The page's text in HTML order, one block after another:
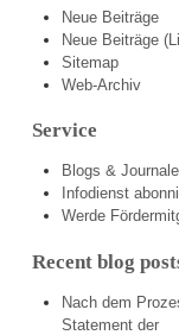
Neue Beiträge
Neue Beiträge
Sitemap
Web-Archiv
Service
Blogs & Journale
Infodienst
Werde
Recent blog
Nach dem
Statement der